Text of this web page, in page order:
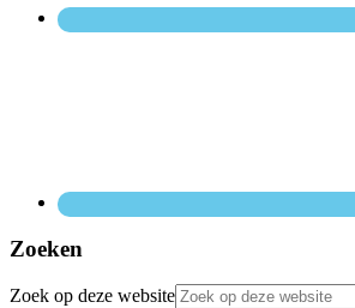
Zoeken
Zoek op deze website